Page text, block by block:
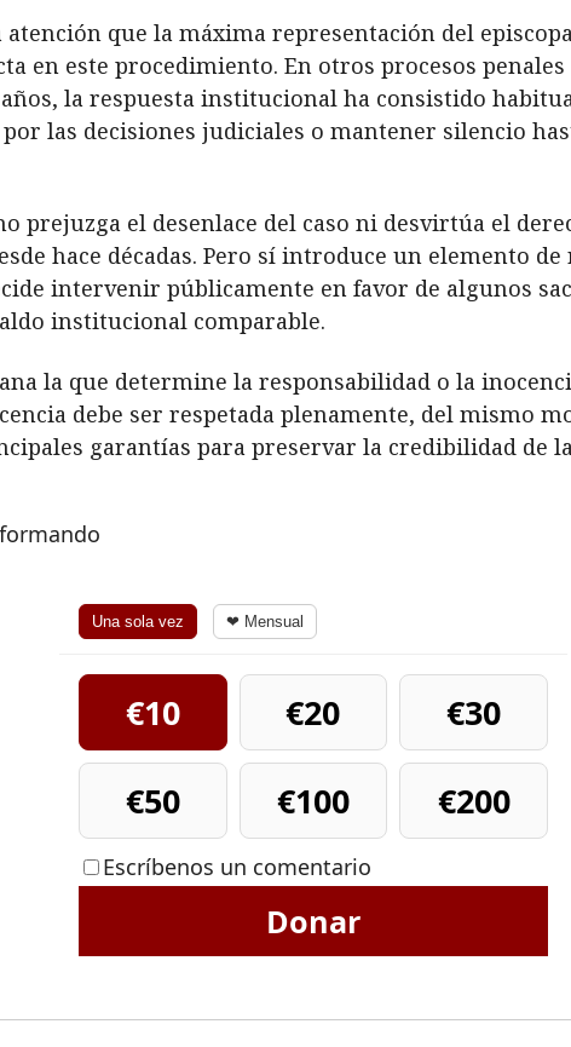
que la máxima representación del
en este procedimiento. En otros procesos penales
la respuesta institucional ha consistido
las decisiones judiciales o mantener silencio
prejuzga el desenlace del caso ni desvirtúa el
hace décadas. Pero sí introduce un elemento
intervenir públicamente en favor de algunos
institucional comparable.
la que determine la responsabilidad o la
debe ser respetada plenamente, del mismo
garantías para preservar la credibilidad de
Una sola vez ❤ Mensual
€10 €20
€30
€50
€100 €200
Escríbenos un comentario
Donar